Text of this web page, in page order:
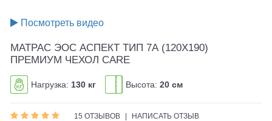
Посмотреть видео
МАТРАС ЭОС АСПЕКТ ТИП 7А (120X190)
ПРЕМИУМ ЧЕХОЛ CARE
Нагрузка: 130 кг Высота: 20 см
15 ОТЗЫВОВ НАПИСАТЬ ОТЗЫВ